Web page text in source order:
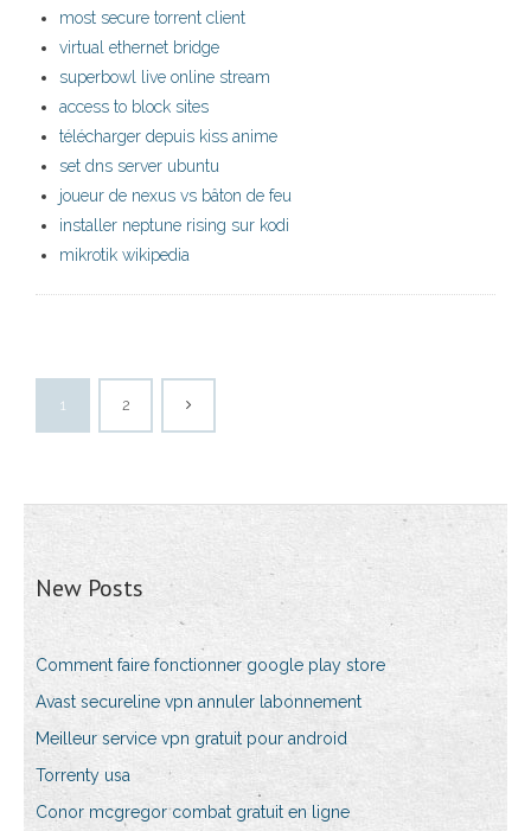
most secure torrent client
virtual ethernet bridge
superbowl live online stream
access to block sites
télécharger depuis kiss anime
set dns server ubuntu
joueur de nexus vs bâton de feu
installer neptune rising sur kodi
mikrotik wikipedia
1 2
New Posts
Comment faire fonctionner google play store
Avast secureline vpn annuler labonnement
Meilleur service vpn gratuit pour android
Torrenty usa
Conor mcgregor combat gratuit en ligne